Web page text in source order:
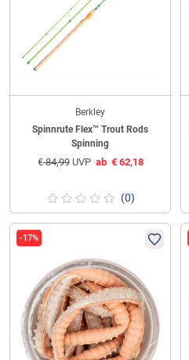
Berkley
Spinnrute Flex™ Trout Rods
Spinning
€84,99UVP ab €62,18
(0)
-17%